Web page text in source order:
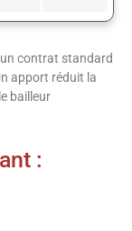
un contrat standard
apport réduit la
bailleur
: